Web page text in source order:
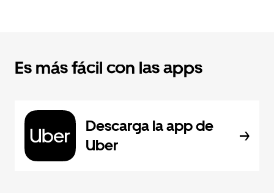
Es más fácil con las apps
Descarga la app de
Uber